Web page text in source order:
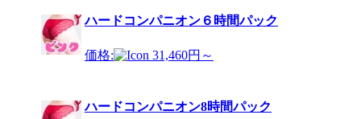
ハードコンパニオン６時間パック
価格: 31,460円～
ハードコンパニオン8時間パック